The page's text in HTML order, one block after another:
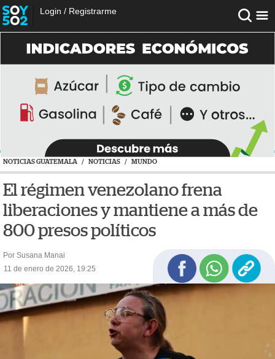
Login / Registrarme
NOTICIAS GUATEMALA / NOTICIAS / MUNDO
El régimen venezolano frena
liberaciones y mantiene a más de
800 presos políticos
Por Susana Manai
11 de enero de 2026, 19:25